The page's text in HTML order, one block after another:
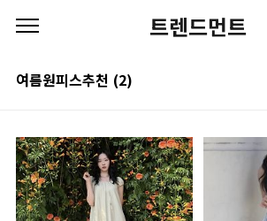
트렌드먼트
여름원피스추천 (2)